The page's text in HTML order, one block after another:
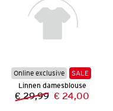
Online exclusive
SALE
Linnen damesblouse
Vorige prijs:
€ 29,99 Nieuwe prijs:
€ 24,00